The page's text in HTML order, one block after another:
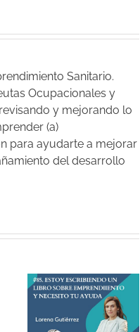
Sanitario.
Ocupacionales y
y mejorando lo
(a)
para ayudarte a mejorar
del desarrollo